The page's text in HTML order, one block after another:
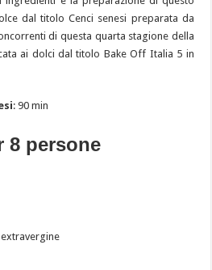
dal titolo Cenci senesi preparata da
di questa quarta stagione della
ai dolci dal titolo Bake Off Italia 5 in
: 90 min
8 persone